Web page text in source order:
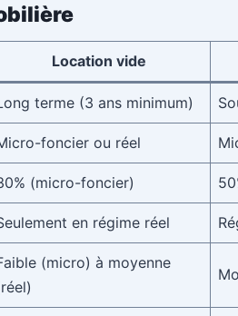
Location vide
terme (3 ans minimum)
foncier ou réel
(micro-foncier)
en régime réel
(micro) à moyenne